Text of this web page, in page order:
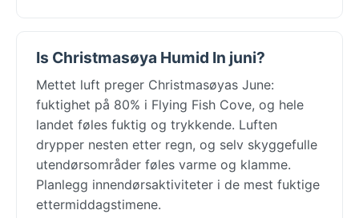
Is Christmasøya Humid In juni?
Mettet luft preger Christmasøyas June:
fuktighet på 80% i Flying Fish Cove, og hele
landet føles fuktig og trykkende. Luften
drypper nesten etter regn, og selv skyggefulle
utendørsområder føles varme og klamme.
Planlegg innendørsaktiviteter i de mest fuktige
ettermiddagstimene.